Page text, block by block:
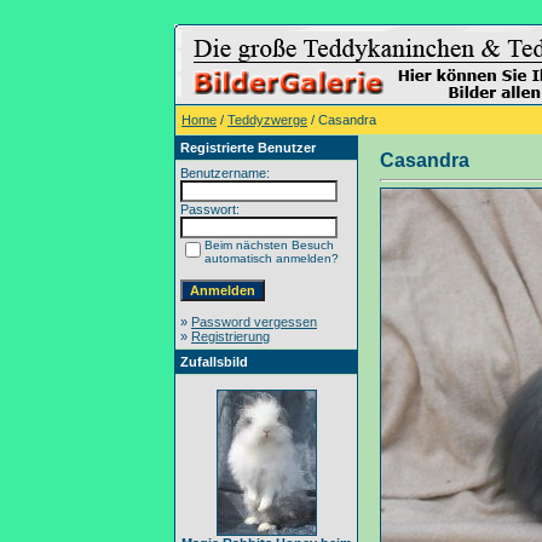
Home / Teddyzwerge / Casandra
Registrierte Benutzer
Benutzername:
Passwort:
Beim nächsten Besuch
automatisch anmelden?
» Password vergessen
» Registrierung
Zufallsbild
Casandra